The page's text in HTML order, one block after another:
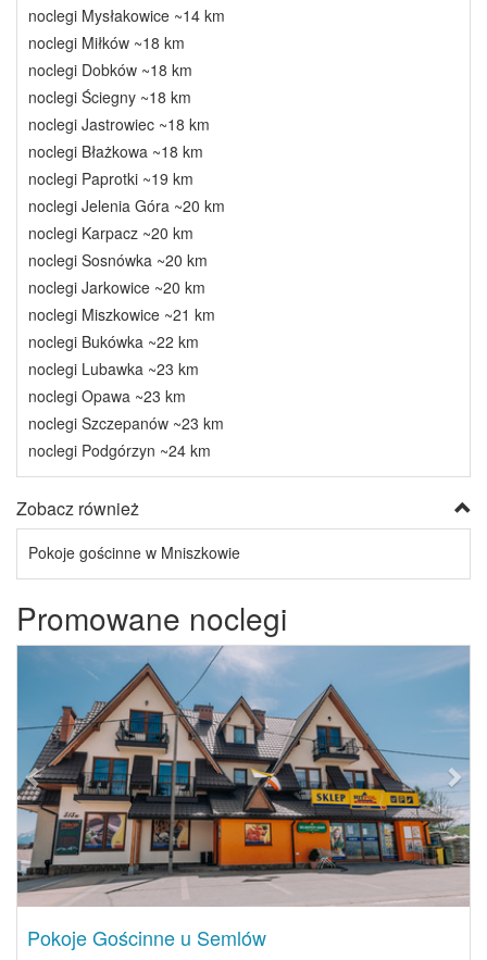
noclegi Mysłakowice ~14 km
noclegi Miłków ~18 km
noclegi Dobków ~18 km
noclegi Ściegny ~18 km
noclegi Jastrowiec ~18 km
noclegi Błażkowa ~18 km
noclegi Paprotki ~19 km
noclegi Jelenia Góra ~20 km
noclegi Karpacz ~20 km
noclegi Sosnówka ~20 km
noclegi Jarkowice ~20 km
noclegi Miszkowice ~21 km
noclegi Bukówka ~22 km
noclegi Lubawka ~23 km
noclegi Opawa ~23 km
noclegi Szczepanów ~23 km
noclegi Podgórzyn ~24 km
Zobacz również
Pokoje gościnne w Mniszkowie
Promowane noclegi
Previous Next
Pokoje Gościnne u Semlów